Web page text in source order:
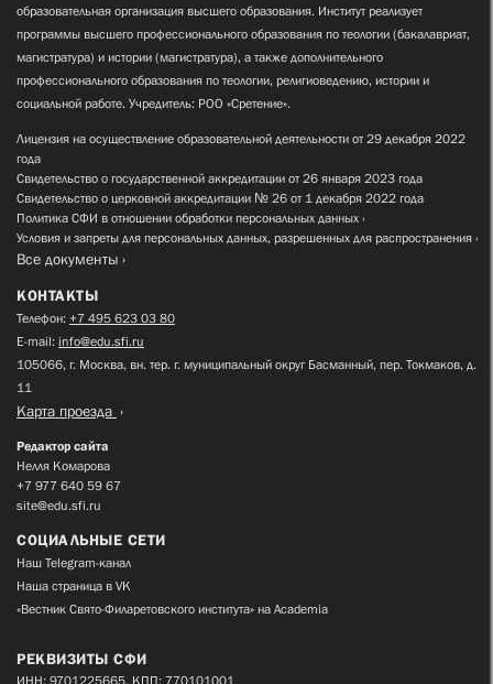
образовательная организация высшего образования. Институт реализует
программы высшего профессионального образования по теологии (бакалавриат,
магистратура) и истории (магистратура), а также дополнительного
профессионального образования по теологии, религиоведению, истории и
социальной работе. Учредитель: РОО «Сретение».
Лицензия на осуществление образовательной деятельности от 29 декабря 2022
года
Свидетельство о государственной аккредитации от 26 января 2023 года
Свидетельство о церковной аккредитации № 26 от 1 декабря 2022 года
Политика СФИ в отношении обработки персональных данных
Условия и запреты для персональных данных, разрешенных для распространения
Все документы
КОНТАКТЫ
Телефон: +7 495 623 03 80
E-mail: info@edu.sfi.ru
105066, г. Москва, вн. тер. г. муниципальный округ Басманный, пер. Токмаков, д.
11
Карта проезда
Редактор сайта
Нелля Комарова
+7 977 640 59 67
site@edu.sfi.ru
СОЦИАЛЬНЫЕ СЕТИ
Наш Telegram-канал
Наша страница в VK
«Вестник Свято-Филаретовского института» на Academia
РЕКВИЗИТЫ СФИ
ИНН: 9701225665, КПП: 770101001